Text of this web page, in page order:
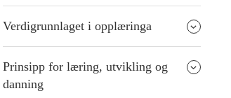
Verdigrunnlaget i opplæringa
Prinsipp for læring, utvikling og
danning